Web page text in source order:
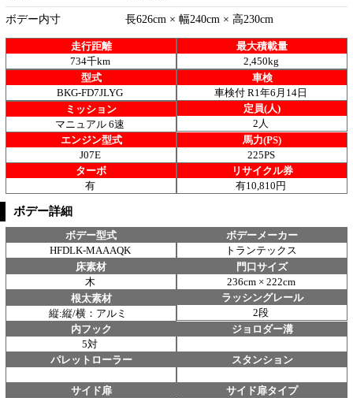
ボデー内寸 長626cm × 幅240cm × 高230cm
走行距離
734千km
最大積載量
2,450kg
型式
BKG-FD7JLYG
車検
車検付 R1年6月14日
ミッション
マニュアル 6速
定員(人)
2人
エンジン型式
J07E
馬力(PS)
225PS
ターボ
有
リサイクル券
有10,810円
ボデー詳細
ボデー型式
HFDLK-MAAAQK
ボデーメーカー
トランテックス
床素材
木
門口サイズ
236cm × 222cm
根太素材
縦:縦/横：アルミ
ラッシングレール
2段
内フック
5対
ジョロダー溝
パレットローラー スタンション
サイド扉
サイド扉タイプ